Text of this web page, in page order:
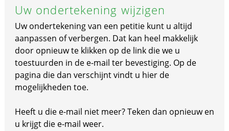
Uw ondertekening wijzigen
Uw ondertekening van een petitie kunt u altijd
aanpassen of verbergen. Dat kan heel makkelijk
door opnieuw te klikken op de link die we u
toestuurden in de e-mail ter bevestiging. Op de
pagina die dan verschijnt vindt u hier de
mogelijkheden toe.
Heeft u die e-mail niet meer? Teken dan opnieuw en
u krijgt die e-mail weer.